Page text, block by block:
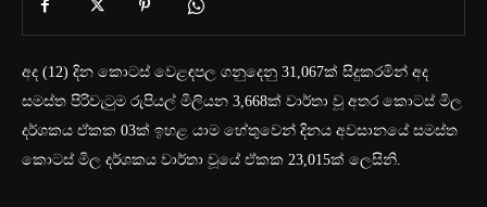
අද (12) දින කොටස් වෙළඳපල ගනුදෙනු 31,067ක් සිදුකරමින් අද
සමස්ත පිරිවැටුම රුපියල් මිලියන 3,668ක් වාර්තා වූ අතර කොටස් මිල
දර්ශකය ඒකක 03ක් ඉහළ යාම හේතුවෙන් දිනය අවසානයේ සමස්ත
කොටස් මිල දර්ශකය වාර්තා වූයේ ඒකක 23,015ක් ලෙසිනි.